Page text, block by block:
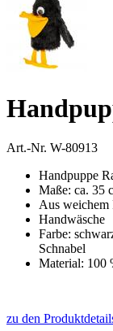
Art.-Nr. W-80913
Handpuppe
Maße: ca. 35
Aus weichem
Handwäsche
Farbe:
Schnabel
Material: 100
zu den